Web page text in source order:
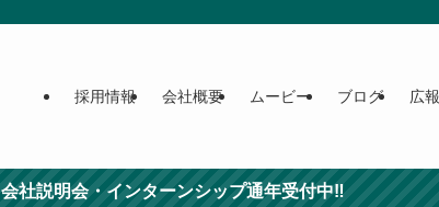
採用情報 会社概要 ムービー ブログ 広
会社説明会・インターンシップ通年受付中‼